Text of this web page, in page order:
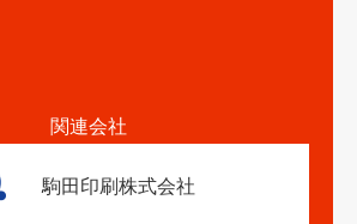
関連会社
駒田印刷株式会社